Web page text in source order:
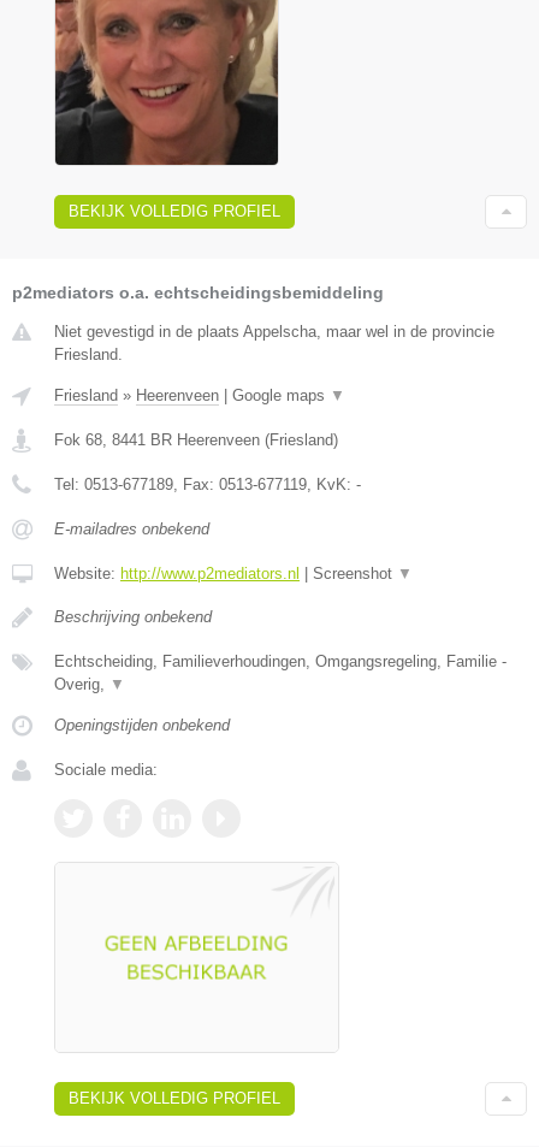
BEKIJK VOLLEDIG PROFIEL
p2mediators o.a. echtscheidingsbemiddeling
Niet gevestigd in de plaats Appelscha, maar wel in de provincie
Friesland.
Friesland » Heerenveen Google maps ▼
Fok 68, 8441 BR Heerenveen (Friesland)
Tel: 0513-677189, Fax: 0513-677119, KvK: -
E-mailadres onbekend
Website: http://www.p2mediators.nl Screenshot ▼
Beschrijving onbekend
Echtscheiding, Familieverhoudingen, Omgangsregeling, Familie -
Overig, ▼
Openingstijden onbekend
Sociale media:
BEKIJK VOLLEDIG PROFIEL